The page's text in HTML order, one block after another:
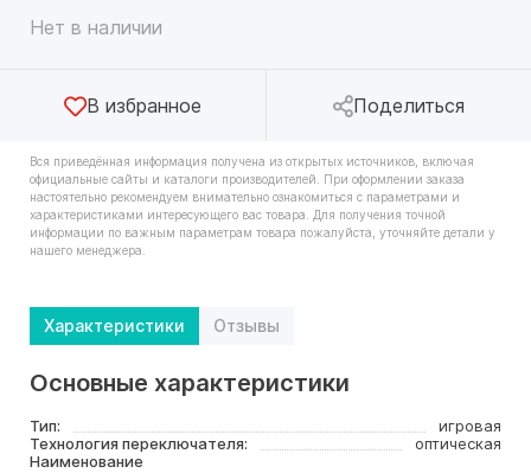
Нет в наличии
В избранное Поделиться
Вся приведённая информация получена из открытых источников, включая
официальные сайты и каталоги производителей. При оформлении заказа
настоятельно рекомендуем внимательно ознакомиться с параметрами и
характеристиками интересующего вас товара. Для получения точной
информации по важным параметрам товара пожалуйста, уточняйте детали у
нашего менеджера.
Характеристики Отзывы
Основные характеристики
Тип:
игровая
Технология переключателя:
оптическая
Наименование